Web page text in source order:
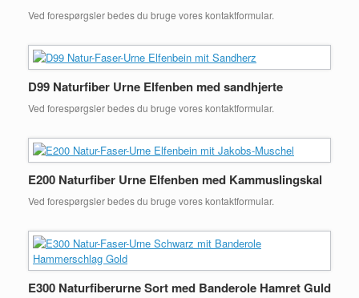
Ved forespørgsler bedes du bruge vores kontaktformular.
D99 Naturfiber Urne Elfenben med sandhjerte
Ved forespørgsler bedes du bruge vores kontaktformular.
E200 Naturfiber Urne Elfenben med Kammuslingskal
Ved forespørgsler bedes du bruge vores kontaktformular.
E300 Naturfiberurne Sort med Banderole Hamret Guld